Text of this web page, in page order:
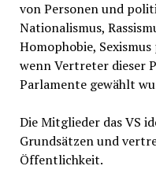
von Personen und
Nationalismus,
Homophobie,
wenn Vertreter dieser
Parlamente gewählt
Die Mitglieder das VS
Grundsätzen und
Öffentlichkeit.